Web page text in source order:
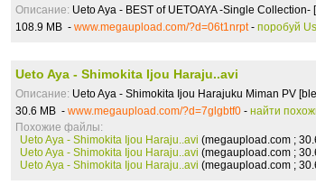
Описание: Ueto Aya - BEST of UETOAYA -Single Collection-
108.9 MB - www.megaupload.com/?d=06t1nrpt - поробуй
Ueto Aya - Shimokita Ijou Haraju..avi
Описание: Ueto Aya - Shimokita Ijou Harajuku Miman PV
30.6 MB - www.megaupload.com/?d=7glgbtf0 - найти
Похожие файлы:
Ueto Aya - Shimokita Ijou Haraju..avi (megaupload.com ;
Ueto Aya - Shimokita Ijou Haraju..avi (megaupload.com ;
Ueto Aya - Shimokita Ijou Haraju..avi (megaupload.com ;